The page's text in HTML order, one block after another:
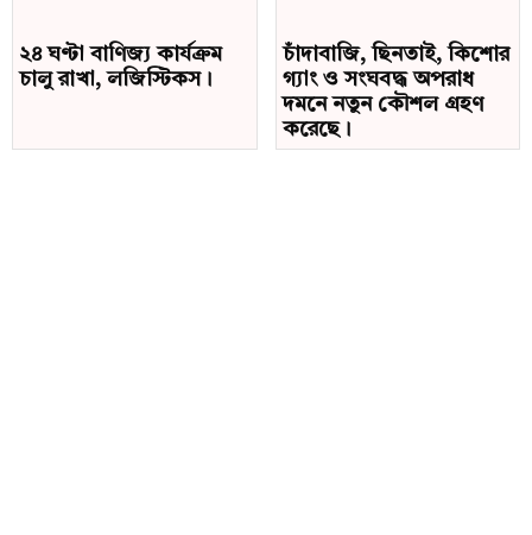
ঢাকা বিশ্ববিদ্যালয় এলাকায় শিক্ষার্থীদের ওপর হামলা।
২৪ ঘণ্টা বাণিজ্য কার্যক্রম
চালু রাখা, লজিস্টিকস।
চাঁদাবাজি, ছিনতাই, কিশোর
গ্যাং ও সংঘবদ্ধ অপরাধ
দমনে নতুন কৌশল গ্রহণ
করেছে।